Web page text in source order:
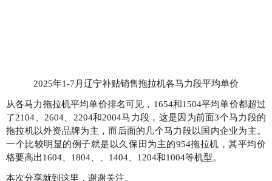
2025年1-7月辽宁补贴销售拖拉机各马力段平均单价
从各马力拖拉机平均单价排名可见，1654和1504平均单价都超过
了2104、2604、2204和2004马力段，这是因为前面3个马力段的
拖拉机以外资品牌为主，而后面的几个马力段以国内企业为主。
一个比较明显的例子就是以久保田为主的954拖拉机，其平均价
格要高出1604、1804、、1404、1204和1004等机型。
本次分享就到这里，谢谢关注。